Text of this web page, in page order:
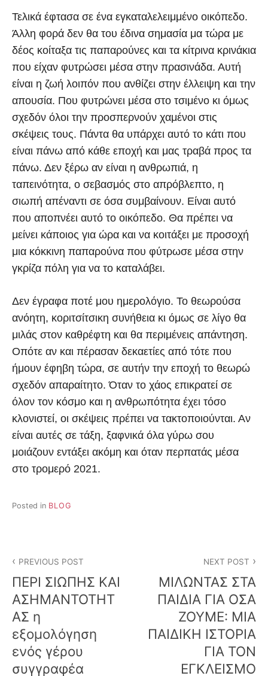
Τελικά έφτασα σε ένα εγκαταλελειμμένο οικόπεδο.
Άλλη φορά δεν θα του έδινα σημασία μα τώρα με
δέος κοίταξα τις παπαρούνες και τα κίτρινα κρινάκια
που είχαν φυτρώσει μέσα στην πρασινάδα. Αυτή
είναι η ζωή λοιπόν που ανθίζει στην έλλειψη και την
απουσία. Που φυτρώνει μέσα στο τσιμένο κι όμως
σχεδόν όλοι την προσπερνούν χαμένοι στις
σκέψεις τους. Πάντα θα υπάρχει αυτό το κάτι που
είναι πάνω από κάθε εποχή και μας τραβά προς τα
πάνω. Δεν ξέρω αν είναι η ανθρωπιά, η
ταπεινότητα, ο σεβασμός στο απρόβλεπτο, η
σιωπή απέναντι σε όσα συμβαίνουν. Είναι αυτό
που αποπνέει αυτό το οικόπεδο. Θα πρέπει να
μείνει κάποιος για ώρα και να κοιτάξει με προσοχή
μια κόκκινη παπαρούνα που φύτρωσε μέσα στην
γκρίζα πόλη για να το καταλάβει.
Δεν έγραφα ποτέ μου ημερολόγιο. Το θεωρούσα
ανόητη, κοριτσίτσικη συνήθεια κι όμως σε λίγο θα
μιλάς στον καθρέφτη και θα περιμένεις απάντηση.
Οπότε αν και πέρασαν δεκαετίες από τότε που
ήμουν έφηβη τώρα, σε αυτήν την εποχή το θεωρώ
σχεδόν απαραίτητο. Όταν το χάος επικρατεί σε
όλον τον κόσμο και η ανθρωπότητα έχει τόσο
κλονιστεί, οι σκέψεις πρέπει να τακτοποιούνται. Αν
είναι αυτές σε τάξη, ξαφνικά όλα γύρω σου
μοιάζουν εντάξει ακόμη και όταν περπατάς μέσα
στο τρομερό 2021.
Posted in BLOG
navigation
PREVIOUS POST
ΠΕΡΙ ΣΙΩΠΗΣ ΚΑΙ
ΑΣΗΜΑΝΤΟΤΗΤ
ΑΣ η
εξομολόγηση
ενός γέρου
συγγραφέα
NEXT POST
ΜΙΛΩΝΤΑΣ ΣΤΑ
ΠΑΙΔΙΑ ΓΙΑ ΟΣΑ
ΖΟΥΜΕ: ΜΙΑ
ΠΑΙΔΙΚΗ ΙΣΤΟΡΙΑ
ΓΙΑ ΤΟΝ
ΕΓΚΛΕΙΣΜΟ